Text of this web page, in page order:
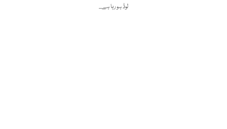
لوڈ ہو رہا ہے...